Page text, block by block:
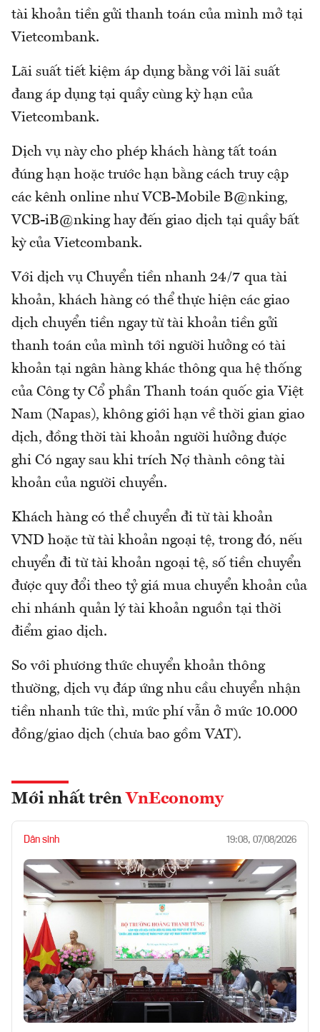
tài khoản tiền gửi thanh toán của mình mở tại
Vietcombank.
Lãi suất tiết kiệm áp dụng bằng với lãi suất
đang áp dụng tại quầy cùng kỳ hạn của
Vietcombank.
Dịch vụ này cho phép khách hàng tất toán
đúng hạn hoặc trước hạn bằng cách truy cập
các kênh online như VCB-Mobile B@nking,
VCB-iB@nking hay đến giao dịch tại quầy bất
kỳ của Vietcombank.
Với dịch vụ Chuyển tiền nhanh 24/7 qua tài
khoản, khách hàng có thể thực hiện các giao
dịch chuyển tiền ngay từ tài khoản tiền gửi
thanh toán của mình tới người hưởng có tài
khoản tại ngân hàng khác thông qua hệ thống
của Công ty Cổ phần Thanh toán quốc gia Việt
Nam (Napas), không giới hạn về thời gian giao
dịch, đồng thời tài khoản người hưởng được
ghi Có ngay sau khi trích Nợ thành công tài
khoản của người chuyển.
Khách hàng có thể chuyển đi từ tài khoản
VND hoặc từ tài khoản ngoại tệ, trong đó, nếu
chuyển đi từ tài khoản ngoại tệ, số tiền chuyển
được quy đổi theo tỷ giá mua chuyển khoản của
chi nhánh quản lý tài khoản nguồn tại thời
điểm giao dịch.
So với phương thức chuyển khoản thông
thường, dịch vụ đáp ứng nhu cầu chuyển nhận
tiền nhanh tức thì, mức phí vẫn ở mức 10.000
đồng/giao dịch (chưa bao gồm VAT).
Mới nhất trên VnEconomy
Dân sinh 19:08, 07/08/2026